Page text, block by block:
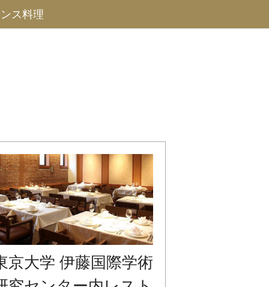
ス料理
京大学 伊藤国際学術